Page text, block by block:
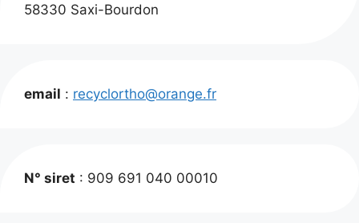
58330 Saxi-Bourdon
email : recyclortho@orange.fr
N° siret : 909 691 040 00010